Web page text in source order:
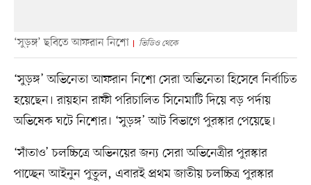
‘সুড়ঙ্গ’ ছবিতে আফরান নিশো ভিডিও থেকে
‘সুড়ঙ্গ’ অভিনেতা আফরান নিশো সেরা অভিনেতা হিসেবে নির্বাচিত
হয়েছেন। রায়হান রাফী পরিচালিত সিনেমাটি দিয়ে বড় পর্দায়
অভিষেক ঘটে নিশোর। ‘সুড়ঙ্গ’ আট বিভাগে পুরস্কার পেয়েছে।
‘সাঁতাও’ চলচ্চিত্রে অভিনয়ের জন্য সেরা অভিনেত্রীর পুরস্কার
পাচ্ছেন আইনুন পুতুল, এবারই প্রথম জাতীয় চলচ্চিত্র পুরস্কার